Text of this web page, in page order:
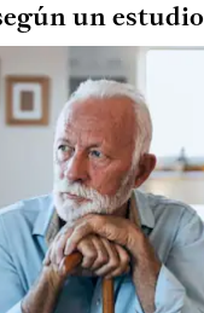
un estudio